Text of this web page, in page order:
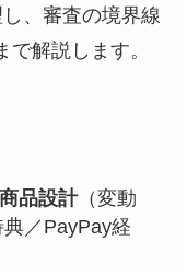
、審査の境界線
解説します。
品設計（変動
／PayPay経